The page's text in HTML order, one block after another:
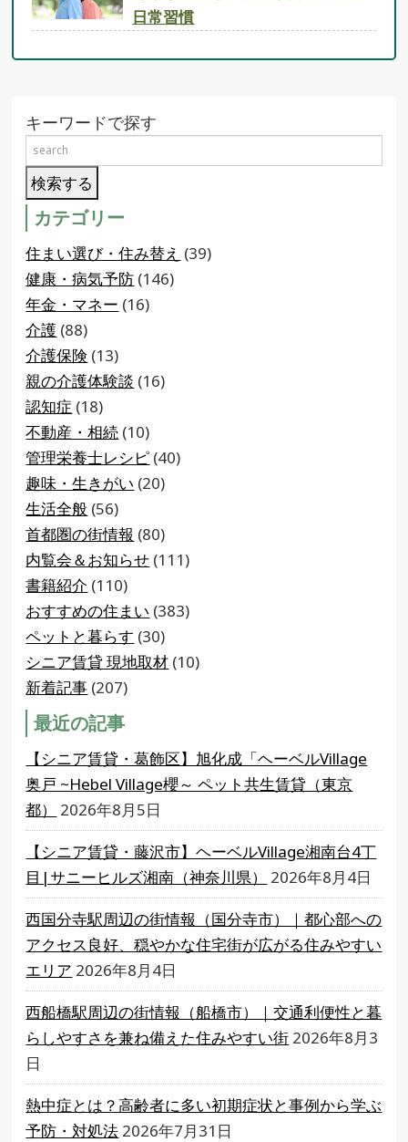
日常習慣
キーワードで探す
カテゴリー
住まい選び・住み替え (39)
健康・病気予防 (146)
年金・マネー (16)
介護 (88)
介護保険 (13)
親の介護体験談 (16)
認知症 (18)
不動産・相続 (10)
管理栄養士レシピ (40)
趣味・生きがい (20)
生活全般 (56)
首都圏の街情報 (80)
内覧会＆お知らせ (111)
書籍紹介 (110)
おすすめの住まい (383)
ペットと暮らす (30)
シニア賃貸 現地取材 (10)
新着記事 (207)
最近の記事
【シニア賃貸・葛飾区】旭化成「ヘーベルVillage
奥戸 ~Hebel Village櫻～ ペット共生賃貸（東京
都）
2026年8月5日
【シニア賃貸・藤沢市】ヘーベルVillage湘南台4丁
目|サニーヒルズ湘南（神奈川県）
2026年8月4日
西国分寺駅周辺の街情報（国分寺市）｜都心部への
アクセス良好、穏やかな住宅街が広がる住みやすい
エリア 2026年8月4日
西船橋駅周辺の街情報（船橋市）｜交通利便性と暮
らしやすさを兼ね備えた住みやすい街 2026年8月3
日
熱中症とは？高齢者に多い初期症状と事例から学ぶ
予防・対処法 2026年7月31日